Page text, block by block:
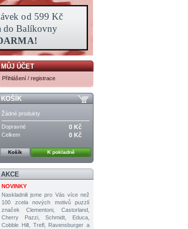
MŮJ ÚČET
Přihlášení / registrace
KOŠÍK
Žádné produkty
Dopravné 0 Kč
Celkem 0 Kč
Košík K pokladně
AKCE
NOVINKY
Naskladnili jsme pro Vás více než
100 zcela nových motivů puzzlí
značek Clementoni, Castorland,
Cherry Pazzi, Schmidt, Educa,
Cobble Hill, Trefl, Ravensburger a